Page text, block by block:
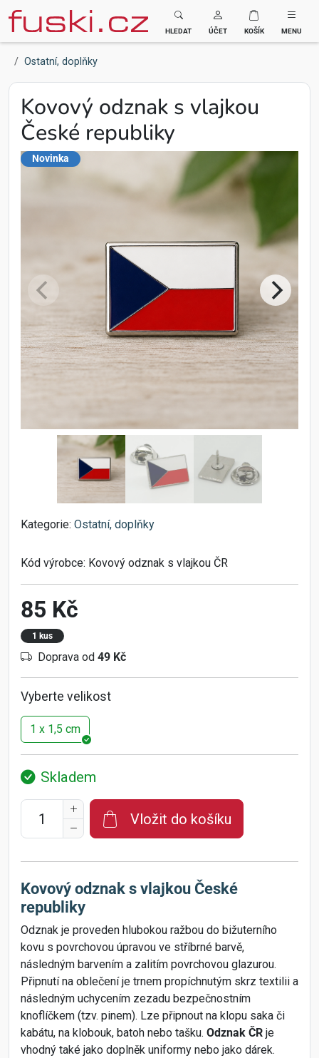
Fuski BOMA
HLEDAT ÚČET KOŠÍK MENU
Ostatní, doplňky
Kovový odznak s vlajkou
České republiky
Novinka
Kategorie: Ostatní, doplňky
Kód výrobce: Kovový odznak s vlajkou ČR
85 Kč
1 kus
Doprava od 49 Kč
Vyberte velikost
1 x 1,5 cm
Skladem
Vložit do košíku
Kovový odznak s vlajkou České
republiky
Odznak je proveden hlubokou ražbou do bižuterního
kovu s povrchovou úpravou ve stříbrné barvě,
následným barvením a zalitím povrchovou glazurou.
Připnutí na oblečení je trnem propíchnutým skrz textilii a
následným uchycením zezadu bezpečnostním
knoflíčkem (tzv. pinem). Lze připnout na klopu saka či
kabátu, na klobouk, batoh nebo tašku. Odznak ČR je
vhodný také jako doplněk uniformy nebo jako dárek.